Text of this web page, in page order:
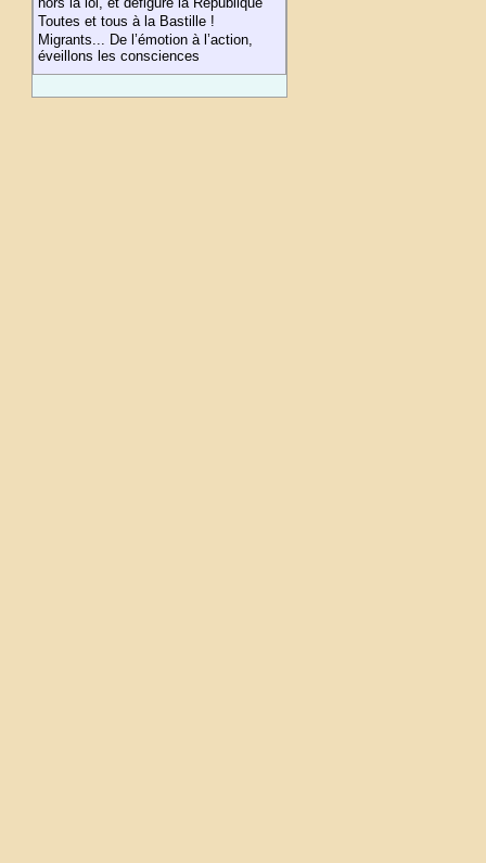
Toutes et tous à la Bastille !
Migrants... De l’émotion à l’action,
éveillons les consciences